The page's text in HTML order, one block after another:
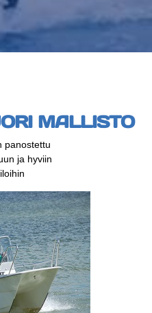
MALLISTO
panostettu
ja hyviin